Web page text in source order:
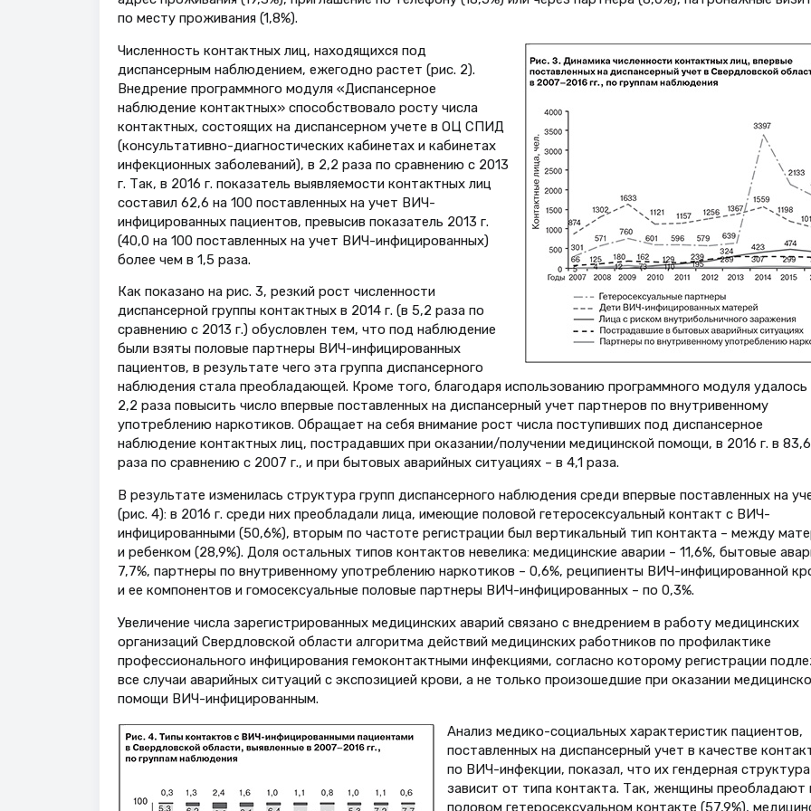
по месту проживания (1,8%).
Численность контактных лиц, находящихся под
диспансерным наблюдением, ежегодно растет (рис. 2).
Внедрение программного модуля «Диспансерное
наблюдение контактных» способствовало росту числа
контактных, состоящих на диспансерном учете в ОЦ СПИД
(консультативно-диагностических кабинетах и кабинетах
инфекционных заболеваний), в 2,2 раза по сравнению с 2013
г. Так, в 2016 г. показатель выявляемости контактных лиц
составил 62,6 на 100 поставленных на учет ВИЧ-
инфицированных пациентов, превысив показатель 2013 г.
(40,0 на 100 поставленных на учет ВИЧ-инфицированных)
более чем в 1,5 раза.
Как показано на рис. 3, резкий рост численности
диспансерной группы контактных в 2014 г. (в 5,2 раза по
сравнению с 2013 г.) обусловлен тем, что под наблюдение
были взяты половые партнеры ВИЧ-инфицированных
пациентов, в результате чего эта группа диспансерного
наблюдения стала преобладающей. Кроме того, благодаря использованию программного модуля удалось
2,2 раза повысить число впервые поставленных на диспансерный учет партнеров по внутривенному
употреблению наркотиков. Обращает на себя внимание рост числа поступивших под диспансерное
наблюдение контактных лиц, пострадавших при оказании/получении медицинской помощи, в 2016 г. в 83,6
раза по сравнению с 2007 г., и при бытовых аварийных ситуациях – в 4,1 раза.
В результате изменилась структура групп диспансерного наблюдения среди впервые поставленных на
(рис. 4): в 2016 г. среди них преобладали лица, имеющие половой гетеросексуальный контакт с ВИЧ-
инфицированными (50,6%), вторым по частоте регистрации был вертикальный тип контакта – между
и ребенком (28,9%). Доля остальных типов контактов невелика: медицинские аварии – 11,6%, бытовые
7,7%, партнеры по внутривенному употреблению наркотиков – 0,6%, реципиенты ВИЧ-инфицированной
и ее компонентов и гомосексуальные половые партнеры ВИЧ-инфицированных – по 0,3%.
Увеличение числа зарегистрированных медицинских аварий связано с внедрением в работу медицинских
организаций Свердловской области алгоритма действий медицинских работников по профилактике
профессионального инфицирования гемоконтактными инфекциями, согласно которому регистрации
все случаи аварийных ситуаций с экспозицией крови, а не только произошедшие при оказании
помощи ВИЧ-инфицированным.
Анализ медико-социальных характеристик пациентов,
поставленных на диспансерный учет в качестве
по ВИЧ-инфекции, показал, что их гендерная структура
зависит от типа контакта. Так, женщины преобладают
половом гетеросексуальном контакте (57,9%),